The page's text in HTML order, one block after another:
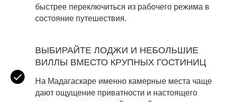
быстрее переключиться из рабочего режима в
состояние путешествия.
ВЫБИРАЙТЕ ЛОДЖИ И НЕБОЛЬШИЕ
ВИЛЛЫ ВМЕСТО КРУПНЫХ ГОСТИНИЦ
На Мадагаскаре именно камерные места чаще
дают ощущение приватности и настоящего